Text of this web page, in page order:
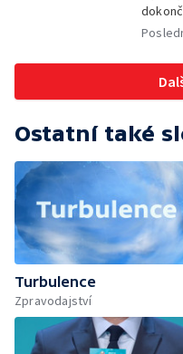
Ostatní také
Turbulence
Zpravodajství